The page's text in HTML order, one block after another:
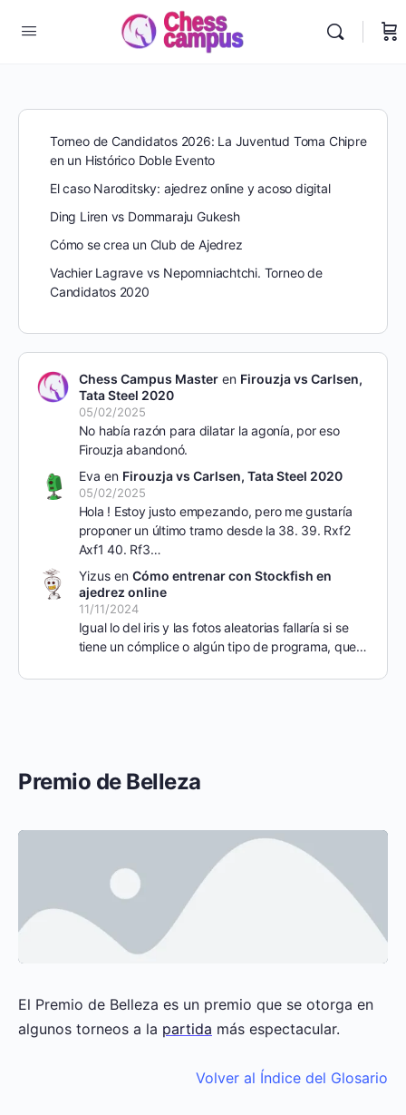
Premio de Belleza
El Premio de Belleza es un premio que se otorga en
algunos torneos a la partida más espectacular.
Volver al Índice del Glosario
Torneo de Candidatos 2026: La Juventud Toma Chipre
en un Histórico Doble Evento
El caso Naroditsky: ajedrez online y acoso digital
Ding Liren vs Dommaraju Gukesh
Cómo se crea un Club de Ajedrez
Vachier Lagrave vs Nepomniachtchi. Torneo de
Candidatos 2020
Chess Campus Masteren Firouzja vs Carlsen,
Tata Steel 2020
05/02/2025
No había razón para dilatar la agonía, por eso
Firouzja abandonó.
Eva en Firouzja vs Carlsen, Tata Steel 2020
05/02/2025
Hola ! Estoy justo empezando, pero me gustaría
proponer un último tramo desde la 38. 39. Rxf2
Axf1 40. Rf3…
Yizusen Cómo entrenar con Stockfish en
ajedrez online
11/11/2024
Igual lo del iris y las fotos aleatorias fallaría si se
tiene un cómplice o algún tipo de programa, que…